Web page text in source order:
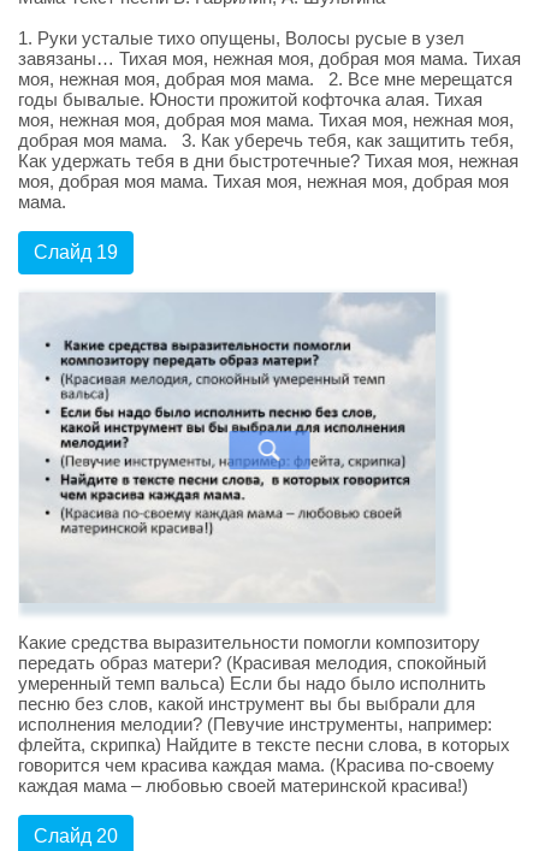
1. Руки усталые тихо опущены, Волосы русые в узел
завязаны… Тихая моя, нежная моя, добрая моя мама. Тихая
моя, нежная моя, добрая моя мама. 2. Все мне мерещатся
годы бывалые. Юности прожитой кофточка алая. Тихая
моя, нежная моя, добрая моя мама. Тихая моя, нежная моя,
добрая моя мама. 3. Как уберечь тебя, как защитить тебя,
Как удержать тебя в дни быстротечные? Тихая моя, нежная
моя, добрая моя мама. Тихая моя, нежная моя, добрая моя
мама.
Слайд 19
Какие средства выразительности помогли композитору
передать образ матери? (Красивая мелодия, спокойный
умеренный темп вальса) Если бы надо было исполнить
песню без слов, какой инструмент вы бы выбрали для
исполнения мелодии? (Певучие инструменты, например:
флейта, скрипка) Найдите в тексте песни слова, в которых
говорится чем красива каждая мама. (Красива по-своему
каждая мама – любовью своей материнской красива!)
Слайд 20